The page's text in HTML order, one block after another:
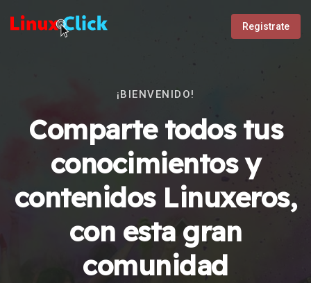
Registrate
¡BIENVENIDO!
Comparte todos tus
conocimientos y
contenidos Linuxeros,
con esta gran
comunidad